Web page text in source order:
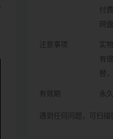
付
网
注意事项
实
有
替
有效期 永
遇到任何问题，可扫